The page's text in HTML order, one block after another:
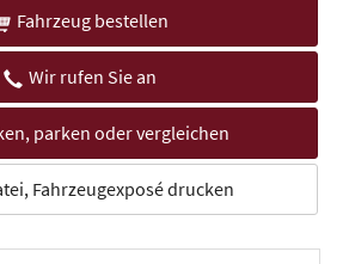
Fahrzeug bestellen
Wir rufen Sie an
parken oder vergleichen
Fahrzeugexposé drucken